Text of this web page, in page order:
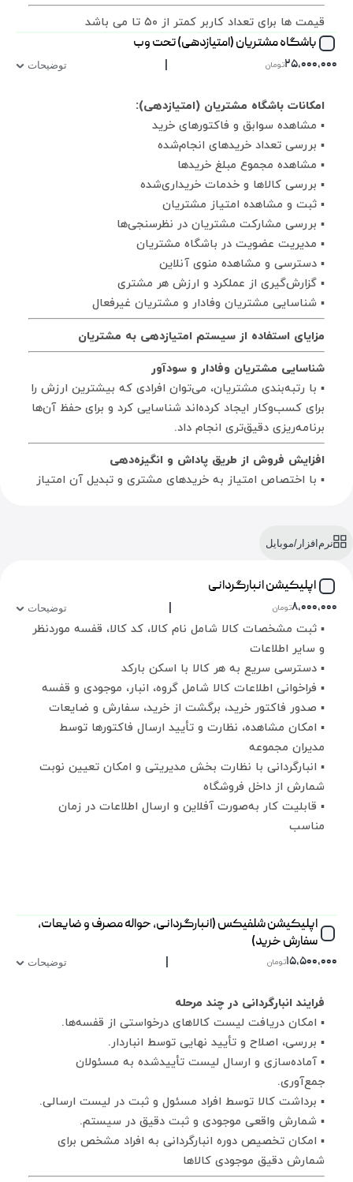
قیمت ها برای تعداد کاربر کمتر از ۵۰ تا می باشد
باشگاه مشتریان (امتیازدهی) تحت وب
۲۵,۰۰۰,۰۰۰تومان | توضیحات
امکانات باشگاه مشتریان (امتیازدهی):
▪ مشاهده سوابق و فاکتورهای خرید
▪ بررسی تعداد خریدهای انجام‌شده
▪ مشاهده مجموع مبلغ خریدها
▪ بررسی کالاها و خدمات خریداری‌شده
▪ ثبت و مشاهده امتیاز مشتریان
▪ بررسی مشارکت مشتریان در نظرسنجی‌ها
▪ مدیریت عضویت در باشگاه مشتریان
▪ دسترسی و مشاهده منوی آنلاین
▪ گزارش‌گیری از عملکرد و ارزش هر مشتری
▪ شناسایی مشتریان وفادار و مشتریان غیرفعال
مزایای استفاده از سیستم امتیازدهی به مشتریان
شناسایی مشتریان وفادار و سودآور
▪ با رتبه‌بندی مشتریان، می‌توان افرادی که بیشترین ارزش را
برای کسب‌وکار ایجاد کرده‌اند شناسایی کرد و برای حفظ آن‌ها
برنامه‌ریزی دقیق‌تری انجام داد.
افزایش فروش از طریق پاداش و انگیزه‌دهی
▪ با اختصاص امتیاز به خریدهای مشتری و تبدیل آن امتیاز
▪ مشتریان را می‌توان بر اساس امتیاز در گروه‌های مختلف
قرار داد: مثل مشتریان وفادار، جدید، کم‌فعال یا در معرض
ریزش. این دسته‌بندی کمک می‌کند بازاریابی دقیق‌تری انجام
شود.
برنامه‌ریزی بهتر برای تبلیغات و پیشنهادها
▪ با دانستن اینکه کدام مشتریان سودآورترند، می‌توان
پیشنهادها، تخفیف‌ها و کمپین‌های تبلیغاتی را به شکل
هدفمند و شخصی‌سازی‌شده ارائه کرد.
افزایش رضایت و تعامل با مشتریان
▪ وقتی مشتری احساس کند به خاطر خریدهایش پاداش
می‌گیرد، حس ارزشمندی بیشتری پیدا می‌کند و این موضوع
باعث تقویت ارتباط عاطفی با برند می‌شود.
اساس مجموع امتیازها، گزارش‌هایی از مشتریان برتر،
پیشنهادهای وفاداری و آفرهای ویژه به‌صورت خودکار
پیشنهاد یا ارسال شود.
نرم‌افزار/موبایل
اپلیکیشن انبارگردانی
۸,۰۰۰,۰۰۰تومان | توضیحات
▪ ثبت مشخصات کالا شامل نام کالا، کد کالا، قفسه موردنظر
و سایر اطلاعات
▪ دسترسی سریع به هر کالا با اسکن بارکد
▪ فراخوانی اطلاعات کالا شامل گروه، انبار، موجودی و قفسه
▪ صدور فاکتور خرید، برگشت از خرید، سفارش و ضایعات
▪ امکان مشاهده، نظارت و تأیید ارسال فاکتورها توسط
مدیران مجموعه
▪ انبارگردانی با نظارت بخش مدیریتی و امکان تعیین نوبت
شمارش از داخل فروشگاه
▪ قابلیت کار به‌صورت آفلاین و ارسال اطلاعات در زمان
مناسب
اپلیکیشن شلفیکس (انبارگردانی، حواله مصرف و ضایعات،
سفارش خرید)
۱۵,۵۰۰,۰۰۰تومان | توضیحات
فرایند انبارگردانی در چند مرحله
▪ امکان دریافت لیست کالاهای درخواستی از قفسه‌ها.
▪ بررسی، اصلاح و تأیید نهایی توسط انباردار.
▪ آماده‌سازی و ارسال لیست تأییدشده به مسئولان
جمع‌آوری.
▪ برداشت کالا توسط افراد مسئول و ثبت در لیست ارسالی.
▪ شمارش واقعی موجودی و ثبت دقیق در سیستم.
▪ امکان تخصیص دوره انبارگردانی به افراد مشخص برای
شمارش دقیق موجودی کالاها